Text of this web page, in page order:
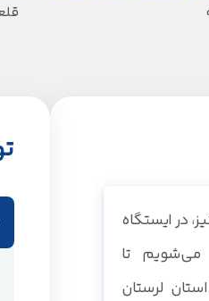
در ایستگاه
تا
لرستان